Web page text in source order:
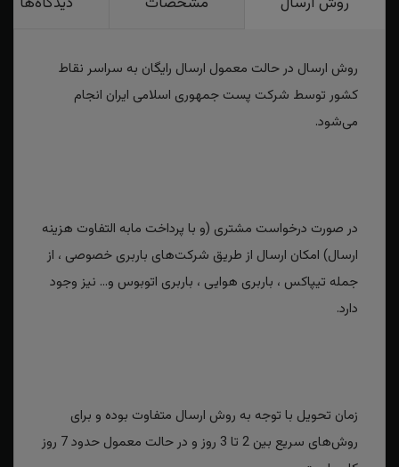
روش ارسال در حالت معمول ارسال رایگان به سراسر نقاط
کشور توسط شرکت پست جمهوری اسلامی ایران انجام
می‌شود.
در صورت درخواست مشتری (و با پرداخت مابه التفاوت هزینه
ارسال) امکان ارسال از طریق شرکت‌های باربری خصوصی ، از
جمله تیپاکس ، باربری هوایی ، باربری اتوبوس و... نیز وجود
دارد.
زمان تحویل با توجه به روش ارسال متفاوت بوده و برای
روش‌های سریع بین 2 تا 3 روز و در حالت معمول حدود 7 روز